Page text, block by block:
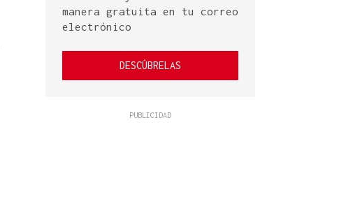
manera gratuita en tu correo
electrónico
DESCÚBRELAS